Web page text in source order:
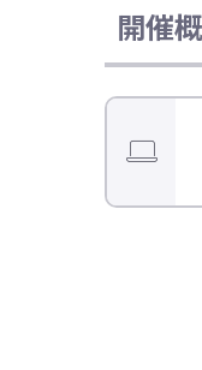
開催